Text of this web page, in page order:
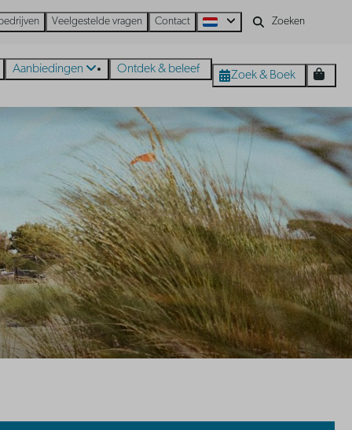
Veelgestelde vragen Contact
Aanbiedingen Ontdek & beleef Zoek & Boek